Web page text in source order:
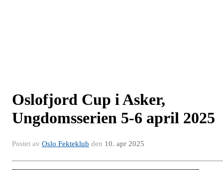
Oslofjord Cup i Asker,
Ungdomsserien 5-6 april 2025
Postet av Oslo Fekteklub den 10. apr 2025